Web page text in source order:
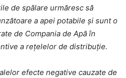
de spălare urmăresc să
a apei potabile și sunt o
de Compania de Apă în
a rețelelor de distribuție.
efecte negative cauzate de